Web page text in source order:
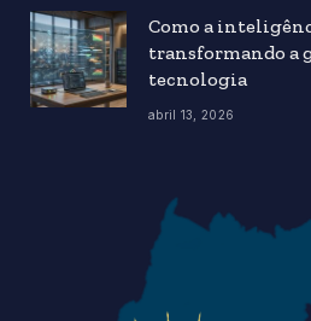
Como a
transformando a
tecnologia
abril 13, 2026